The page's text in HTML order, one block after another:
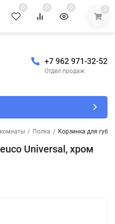
0 0 0 0
+7 962 971-32-52
Отдел продаж
/ Полка / Корзинка для
Universal, хром